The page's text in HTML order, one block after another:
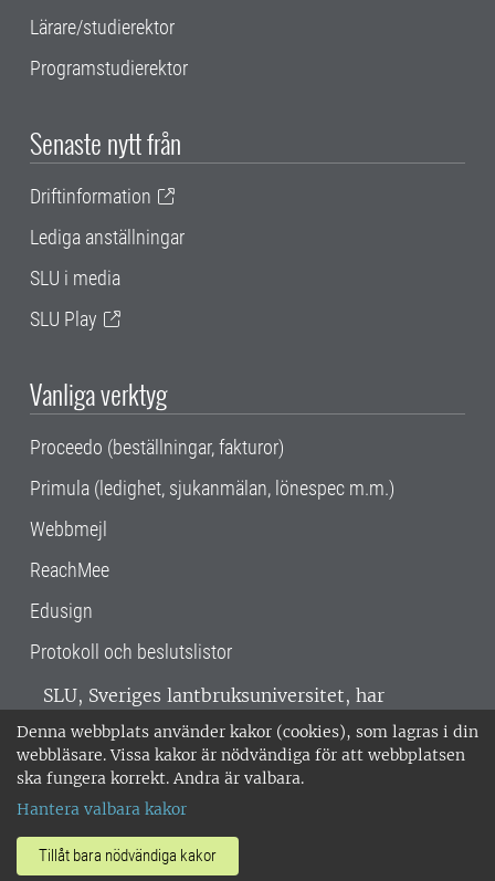
Denna webbplats använder kakor (cookies), som lagras i din
webbläsare. Vissa kakor är nödvändiga för att webbplatsen
ska fungera korrekt. Andra är valbara.
Hantera valbara kakor
Tillåt bara nödvändiga kakor
Lärare/studierektor
Programstudierektor
Senaste nytt från
Driftinformation
Lediga anställningar
SLU i media
SLU Play
Vanliga verktyg
Proceedo (beställningar, fakturor)
Primula (ledighet, sjukanmälan, lönespec m.m.)
Webbmejl
ReachMee
Edusign
Protokoll och beslutslistor
SLU, Sveriges lantbruksuniversitet, har
verksamhet över hela Sverige. Huvudorter är
Alnarp, Uppsala och Umeå.SLU är
miljöcertifierat enligt ISO 14001. •
018-67 10 00 • Org nr: 202100-2817 •
Om SLU:s webbplatser